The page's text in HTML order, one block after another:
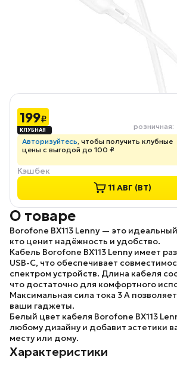
199₽
розничная:
Авторизуйтесь, чтобы получить клубные
цены с выгодой до 100 ₽
Кэшбек
11 АВГ (ВТ)
О товаре
Borofone BX113 Lenny— это
кто ценит надёжность и удобство.
Кабель Borofone BX113 Lennyимеет
USB-C, что обеспечивает
спектром устройств. Длина кабеля
что достаточно для комфортного
Максимальная сила тока 3 А
ваши гаджеты.
Белый цвет кабеля Borofone BX113
любому дизайну и добавит эстетики
месту или дому.
Характеристики